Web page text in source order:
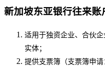
新加坡东亚银行往来账
适用于独资企业、合伙
实体；
提供支票簿（支票簿申